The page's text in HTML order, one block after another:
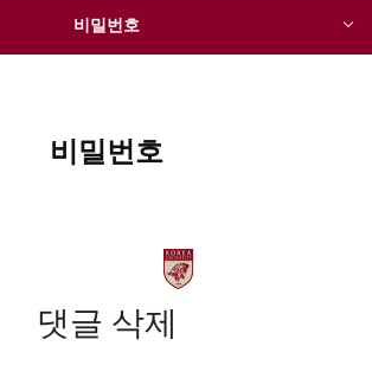
비밀번호
비밀번호
댓글 삭제